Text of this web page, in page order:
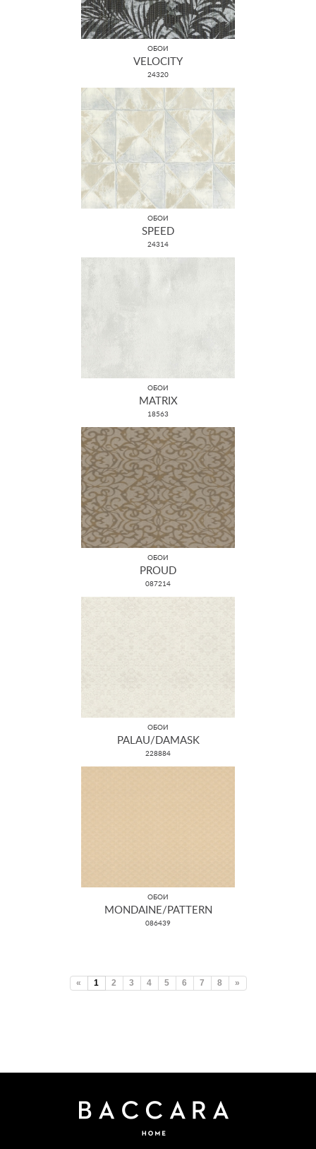
ОБОИ
VELOCITY
24320
ОБОИ
SPEED
24314
ОБОИ
MATRIX
18563
ОБОИ
PROUD
087214
ОБОИ
PALAU/DAMASK
228884
ОБОИ
MONDAINE/PATTERN
086439
« 1 2 3 4 5 6 7 8 »